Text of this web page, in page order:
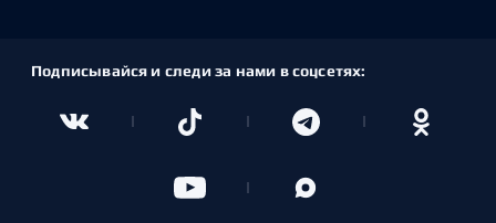
Подписывайся и следи за нами в соцсетях: